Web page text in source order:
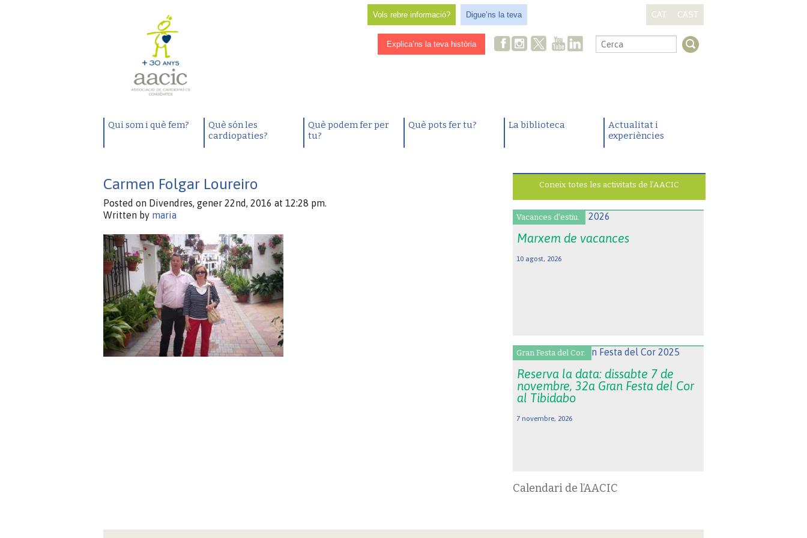
Vols rebre informació? Digue’ns la teva CAT CAST
Explica’ns la teva història .
Qui som i què fem?
Què són les
cardiopaties?
Què podem fer per
tu?
Què pots fer tu? La biblioteca
Actualitat i
experiències
Carmen Folgar Loureiro
Posted on Divendres, gener 22nd, 2016 at 12:28 pm.
Written by maria
Coneix totes les activitats de l’AACIC
Vacances d'estiu.
Marxem de vacances
10 agost, 2026
Gran Festa del Cor.
Reserva la data: dissabte 7 de
novembre, 32a Gran Festa del Cor
al Tibidabo
7 novembre, 2026
Calendari de l’AACIC